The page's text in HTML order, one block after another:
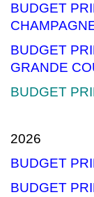
BUDGET
BUDGET
GRANDE
BUDGET
2026
BUDGET
BUDGET